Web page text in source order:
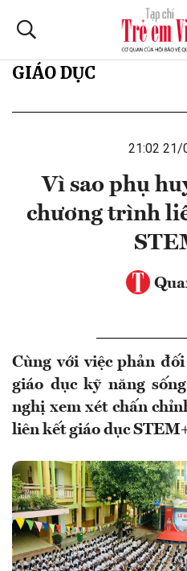
GIÁO DỤC
21:02 21/
Vì sao phụ
chương trình
Cùng với việc phản
giáo dục kỹ năng
nghị xem xét chấn
liên kết giáo dục